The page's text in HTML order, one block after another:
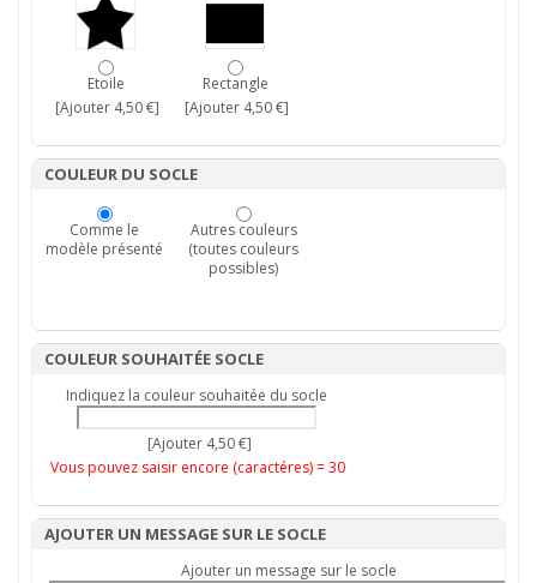
Etoile
[Ajouter 4,50 €]
Rectangle
[Ajouter 4,50 €]
COULEUR DU SOCLE
Comme le
modèle présenté
Autres couleurs
(toutes couleurs
possibles)
COULEUR SOUHAITÉE SOCLE
Indiquez la couleur souhaitée du socle
[Ajouter 4,50 €]
Vous pouvez saisir encore (caractéres) =30
AJOUTER UN MESSAGE SUR LE SOCLE
Ajouter un message sur le socle